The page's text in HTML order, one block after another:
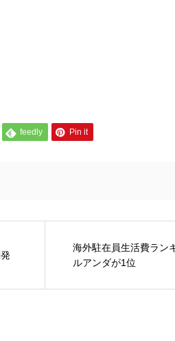
feedly Pin it
海外駐在員生活費ラン
ルアンダが1位